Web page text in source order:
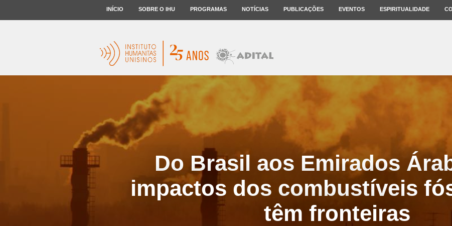
INÍCIO SOBRE O IHU PROGRAMAS NOTÍCIAS PUBLICAÇÕES EVENTOS ESPIRITUALIDADE
Do Brasil aos Emirados
impactos dos combustíveis
têm fronteiras